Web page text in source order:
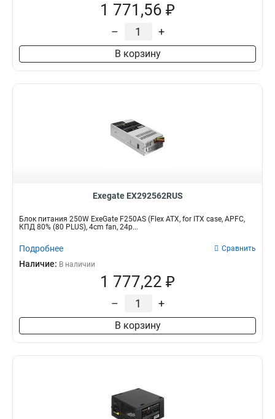
1 771,56 ₽
– +
В корзину
Exegate EX292562RUS
Блок питания 250W ExeGate F250AS (Flex ATX, for ITX case, APFC,
КПД 80% (80 PLUS), 4cm fan, 24p...
Подробнее Сравнить
Наличие: В наличии
1 777,22 ₽
– +
В корзину